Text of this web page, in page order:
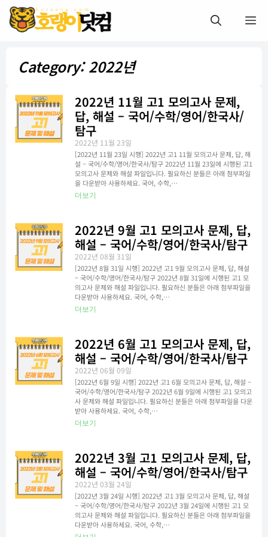
Category: 2022년
2022년 11월 고1 모의고사 문제,
답, 해설 – 국어/수학/영어/한국사/
탐구
2022년 11월 23일
[2022년 11월 23일 시행] 2022년 고1 11월 모의고사 문제, 답, 해
설 – 국어/수학/영어/한국사/탐구 2022년 11월 23일에 시행된 고1
모의고사 문제와 해설 파일입니다. 필요하신 분들은 아래 첨부파일
을 다운받아 사용하세요. 국어, 수학,…
더보기
2022년 9월 고1 모의고사 문제, 답,
해설 – 국어/수학/영어/한국사/탐구
2022년 08월 31일
[2022년 8월 31일 시행] 2022년 고1 9월 모의고사 문제, 답, 해설
– 국어/수학/영어/한국사/탐구 2022년 8월 31일에 시행된 고1 모
의고사 문제와 해설 파일입니다. 필요하신 분들은 아래 첨부파일을
다운받아 사용하세요. 국어, 수학,…
더보기
2022년 6월 고1 모의고사 문제, 답,
해설 – 국어/수학/영어/한국사/탐구
2022년 06월 09일
[2022년 6월 9일 시행] 2022년 고1 6월 모의고사 문제, 답, 해설 –
국어/수학/영어/한국사/탐구 2022년 6월 9일에 시행된 고1 모의고
사 문제와 해설 파일입니다. 필요하신 분들은 아래 첨부파일을 다운
받아 사용하세요. 국어, 수학,…
더보기
2022년 3월 고1 모의고사 문제, 답,
해설 – 국어/수학/영어/한국사/탐구
2022년 03월 24일
[2022년 3월 24일 시행] 2022년 고1 3월 모의고사 문제, 답, 해설
– 국어/수학/영어/한국사/탐구 2022년 3월 24일에 시행된 고1 모
의고사 문제와 해설 파일입니다. 필요하신 분들은 아래 첨부파일을
다운받아 사용하세요. 국어, 수학,…